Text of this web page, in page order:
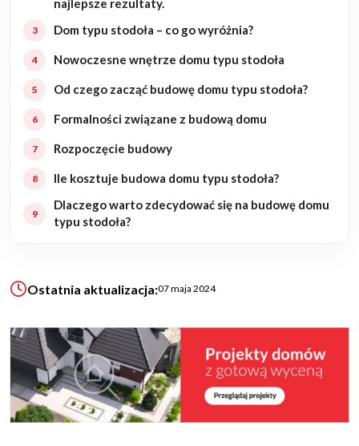
Referencje
Filmy
BLOG
O NAS
KONAKT
najlepsze rezultaty.
Dom typu stodoła – co go wyróżnia?
Nowoczesne wnętrze domu typu stodoła
Od czego zacząć budowę domu typu stodoła?
Formalności związane z budową domu
Rozpoczęcie budowy
Ile kosztuje budowa domu typu stodoła?
Dlaczego warto zdecydować się na budowę domu
typu stodoła?
Ostatnia aktualizacja:07 maja 2024